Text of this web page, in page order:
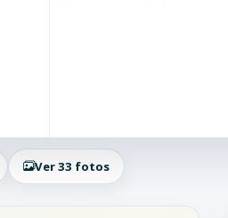
Ver 33 fotos